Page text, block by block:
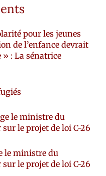
pour les jeunes
de l’enfance devrait
: La sénatrice
le ministre du
le projet de loi C-26
le ministre du
le projet de loi C-26